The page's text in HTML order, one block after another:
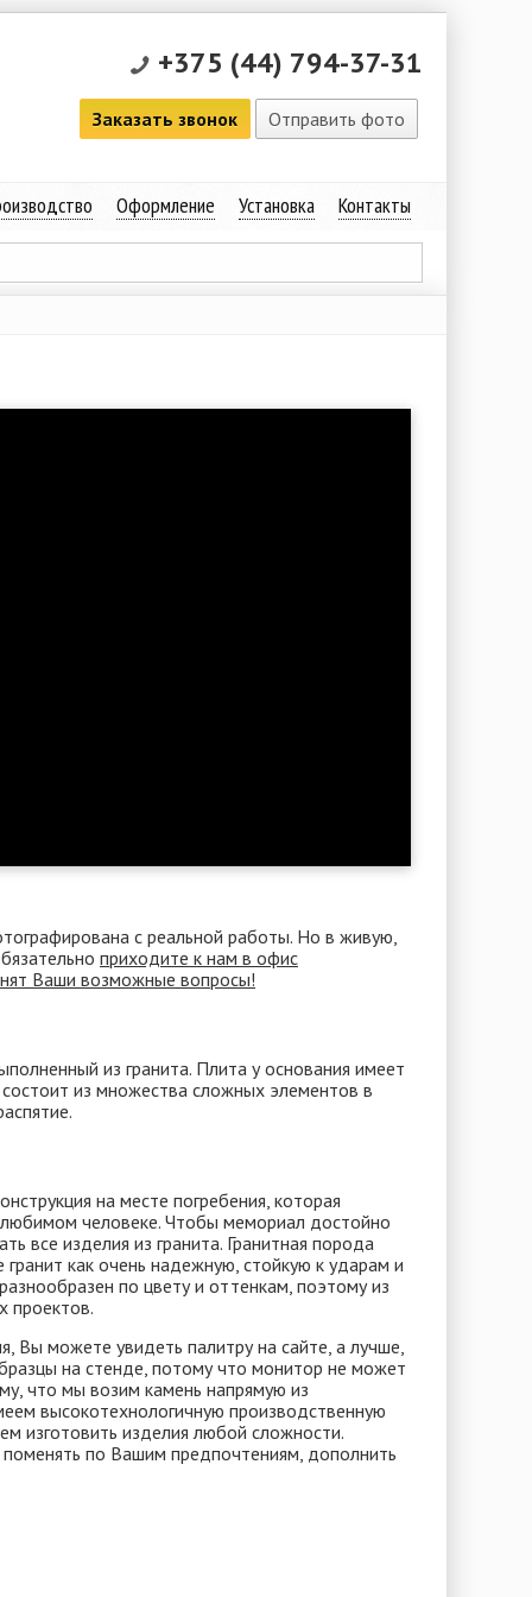
+375 (44) 794-37-31
Заказать звонок Отправить фото
Оформление Установка Контакты
с реальной работы. Но в живую,
приходите к нам в офис
Ваши возможные вопросы!
из гранита. Плита у основания имеет
из множества сложных элементов в
на месте погребения, которая
человеке. Чтобы мемориал достойно
все изделия из гранита. Гранитная порода
как очень надежную, стойкую к ударам и
по цвету и оттенкам, поэтому из
проектов.
Вы можете увидеть палитру на сайте, а лучше,
на стенде, потому что монитор не может
что мы возим камень напрямую из
высокотехнологичную производственную
изготовить изделия любой сложности.
по Вашим предпочтениям, дополнить